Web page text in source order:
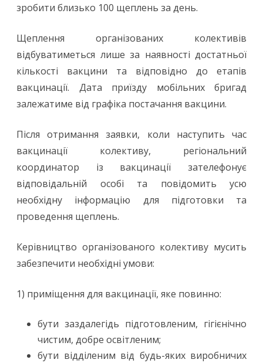
зробити близько 100 щеплень за день.
Щеплення організованих колективів
відбуватиметься лише за наявності достатньої
кількості вакцини та відповідно до етапів
вакцинації. Дата приїзду мобільних бригад
залежатиме від графіка постачання вакцини.
Після отримання заявки, коли наступить час
вакцинації колективу, регіональний
координатор із вакцинації зателефонує
відповідальній особі та повідомить усю
необхідну інформацію для підготовки та
проведення щеплень.
Керівництво організованого колективу мусить
забезпечити необхідні умови:
1) приміщення для вакцинації, яке повинно:
бути заздалегідь підготовленим, гігієнічно
чистим, добре освітленим;
бути відділеним від будь-яких виробничих